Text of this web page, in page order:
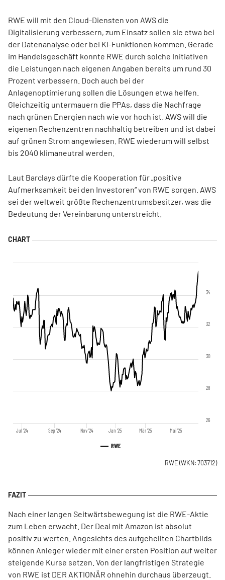
RWE will mit den Cloud-Diensten von AWS die
Digitalisierung verbessern, zum Einsatz sollen sie etwa bei
der Datenanalyse oder bei KI-Funktionen kommen. Gerade
im Handelsgeschäft konnte RWE durch solche Initiativen
die Leistungen nach eigenen Angaben bereits um rund 30
Prozent verbessern. Doch auch bei der
Anlagenoptimierung sollen die Lösungen etwa helfen.
Gleichzeitig untermauern die PPAs, dass die Nachfrage
nach grünen Energien nach wie vor hoch ist. AWS will die
eigenen Rechenzentren nachhaltig betreiben und ist dabei
auf grünen Strom angewiesen. RWE wiederum will selbst
bis 2040 klimaneutral werden.
Laut Barclays dürfte die Kooperation für „positive
Aufmerksamkeit bei den Investoren“ von RWE sorgen. AWS
sei der weltweit größte Rechenzentrumsbesitzer, was die
Bedeutung der Vereinbarung unterstreicht.
RWE
Jul '24 Sep '24 Nov '24 Jan '25 Mär '25 Mai '25
26
28
30
32
34
RWE (WKN: 703712)
Nach einer langen Seitwärtsbewegung ist die RWE-Aktie
zum Leben erwacht. Der Deal mit Amazon ist absolut
positiv zu werten. Angesichts des aufgehellten Chartbilds
können Anleger wieder mit einer ersten Position auf weiter
steigende Kurse setzen. Von der langfristigen Strategie
von RWE ist DER AKTIONÄR ohnehin durchaus überzeugt.